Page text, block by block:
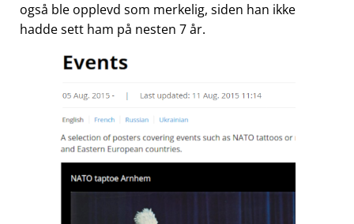
også ble opplevd som merkelig, siden han ikke
hadde sett ham på nesten 7 år.